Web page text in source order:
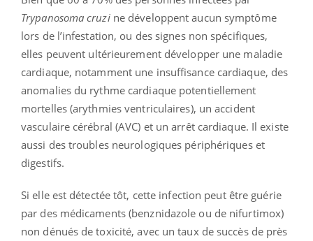
Trypanosoma cruzine développent aucun symptôme
lors de l’infestation, ou des signes non spécifiques,
elles peuvent ultérieurement développer une maladie
cardiaque, notamment une insuffisance cardiaque, des
anomalies du rythme cardiaque potentiellement
mortelles (arythmies ventriculaires), un accident
vasculaire cérébral (AVC) et un arrêt cardiaque. Il existe
aussi des troubles neurologiques périphériques et
digestifs.
Si elle est détectée tôt, cette infection peut être guérie
par des médicaments (benznidazole ou de nifurtimox)
non dénués de toxicité, avec un taux de succès de près